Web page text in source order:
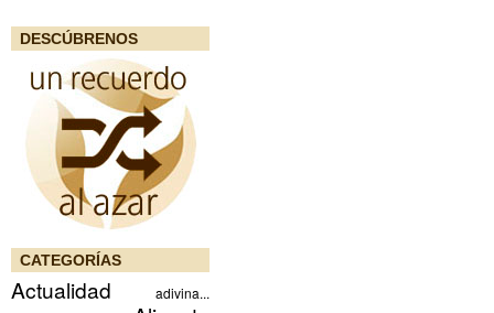
DESCÚBRENOS
CATEGORÍAS
Actualidad adivina...